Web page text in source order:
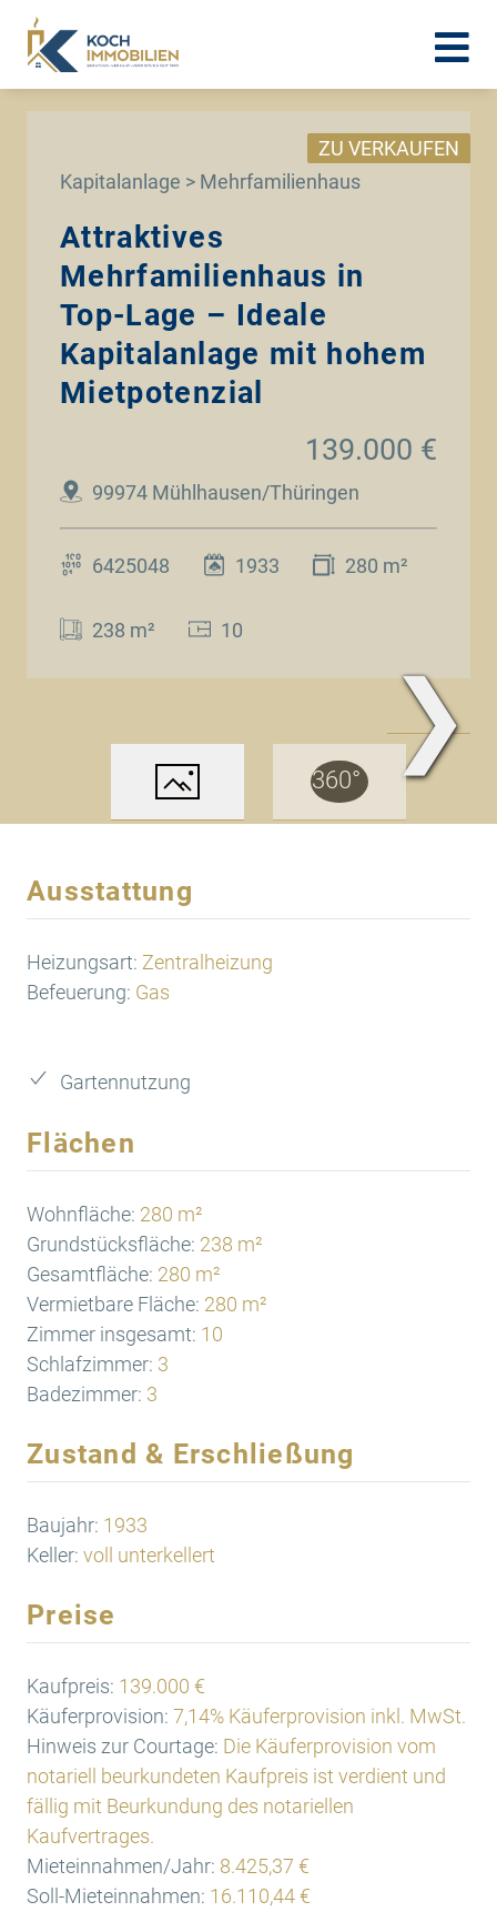
Kapitalanlage > Mehrfamilienhaus
ZU VERKAUFEN
Attraktives
Mehrfamilienhaus in
Top-Lage – Ideale
Kapitalanlage mit hohem
Mietpotenzial
99974 Mühlhausen/Thüringen
139.000 €
6425048 1933 280 m²
238 m² 10
❯
Ausstattung
Heizungsart: Zentralheizung
Befeuerung: Gas
Gartennutzung
Flächen
Wohnfläche: 280 m²
Grundstücksfläche: 238 m²
Gesamtfläche: 280 m²
Vermietbare Fläche: 280 m²
Zimmer insgesamt: 10
Schlafzimmer: 3
Badezimmer: 3
Zustand & Erschließung
Baujahr: 1933
Keller: voll unterkellert
Preise
Kaufpreis: 139.000 €
Käuferprovision: 7,14% Käuferprovision inkl. MwSt.
Hinweis zur Courtage: Die Käuferprovision vom
notariell beurkundeten Kaufpreis ist verdient und
fällig mit Beurkundung des notariellen
Kaufvertrages.
Mieteinnahmen/Jahr: 8.425,37 €
Soll-Mieteinnahmen: 16.110,44 €